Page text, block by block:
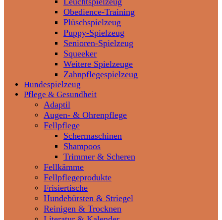
Obedience-Training
Plüschspielzeug
Puppy-Spielzeug
Senioren-Spielzeug
Squeeker
Weitere Spielzeuge
Zahnpflegespielzeug
Hundespielzeug
Pflege & Gesundheit
Adaptil
Augen- & Ohrenpflege
Fellpflege
Schermaschinen
Shampoos
Trimmer & Scheren
Fellkämme
Fellpflegeprodukte
Frisiertische
Hundebürsten & Striegel
Reinigen & Trocknen